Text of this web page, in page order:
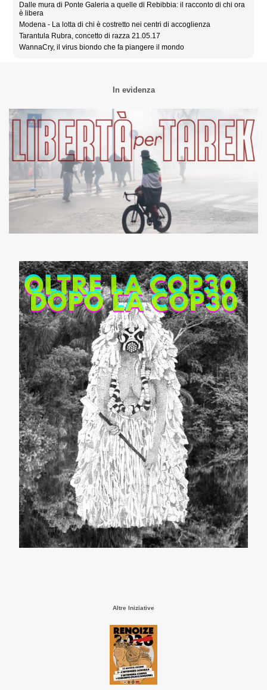
Dalle mura di Ponte Galeria a quelle di Rebibbia: il racconto di chi ora
è libera
Modena - La lotta di chi è costretto nei centri di accoglienza
Tarantula Rubra, concetto di razza 21.05.17
WannaCry, il virus biondo che fa piangere il mondo
In evidenza
Altre Iniziative